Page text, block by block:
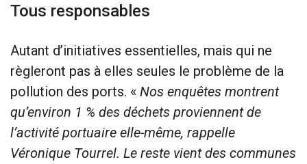
Tous responsables
Autant d’initiatives essentielles, mais qui ne
règleront pas à elles seules le problème de la
pollution des ports. « Nos enquêtes montrent
qu’environ 1 % des déchets proviennent de
l’activité portuaire elle-même, rappelle
Véronique Tourrel. Le reste vient des communes